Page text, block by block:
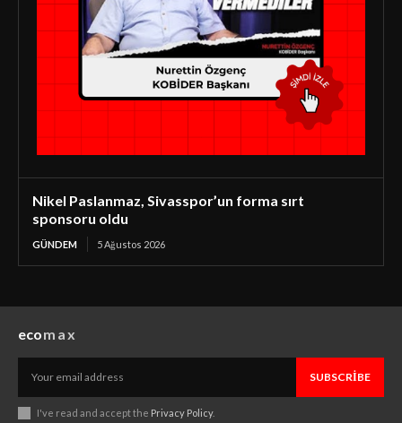
Nikel Paslanmaz, Sivasspor’un forma sırt
sponsoru oldu
GÜNDEM 5 Ağustos 2026
ecomax
SUBSCRIBE
I've read and accept the Privacy Policy.